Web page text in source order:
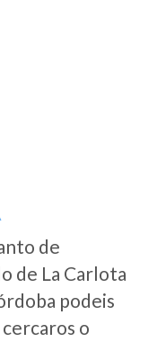
de
de La Carlota
podeis
o